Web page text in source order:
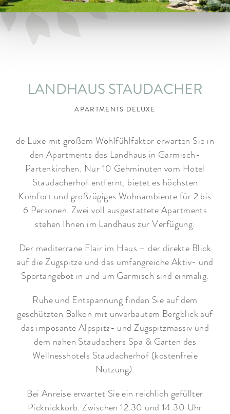
ARRANGEMENTS
LANDHAUS STAUDACHER
APARTMENTS DELUXE
de Luxe mit großem Wohlfühlfaktor erwarten Sie in
den Apartments des Landhaus in Garmisch-
Partenkirchen. Nur 10 Gehminuten vom Hotel
Staudacherhof entfernt, bietet es höchsten
Komfort und großzügiges Wohnambiente für 2 bis
6 Personen. Zwei voll ausgestattete Apartments
stehen Ihnen im Landhaus zur Verfügung.
Der mediterrane Flair im Haus – der direkte Blick
auf die Zugspitze und das umfangreiche Aktiv- und
Sportangebot in und um Garmisch sind einmalig.
Ruhe und Entspannung finden Sie auf dem
geschützten Balkon mit unverbautem Bergblick auf
das imposante Alpspitz- und Zugspitzmassiv und
dem nahen Staudachers Spa & Garten des
Wellnesshotels Staudacherhof (kostenfreie
Nutzung).
Bei Anreise erwartet Sie ein reichlich gefüllter
Picknickkorb. Zwischen 12.30 und 14.30 Uhr